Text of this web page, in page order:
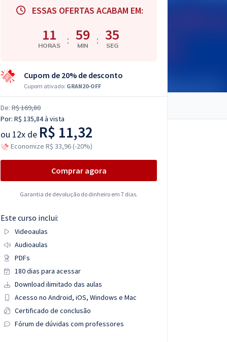
ESSAS OFERTAS ACABAM EM:
11
HORAS : 59
MIN : 34
SEG
Cupom de 20% de desconto
Cupom ativado: GRAN20-OFF
De: R$ 169,80
Por: R$ 135,84à vista
ou 12x de R$ 11,32
Economize R$ 33,96 (-20%)
Comprar agora
Garantia de devolução do dinheiro em 7 dias.
Este curso inclui:
Videoaulas
Audioaulas
PDFs
180 dias para acessar
Download ilimitado das aulas
Acesso no Android, iOS, Windows e Mac
Certificado de conclusão
Fórum de dúvidas com professores